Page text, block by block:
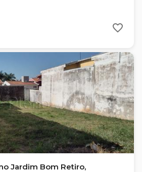
Jardim Bom Retiro,